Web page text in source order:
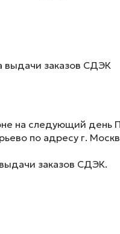
выдачи заказов СДЭК
на следующий день
по адресу г.
заказов СДЭК.